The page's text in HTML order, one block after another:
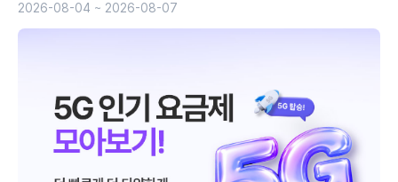
2026-08-04 ~ 2026-08-07